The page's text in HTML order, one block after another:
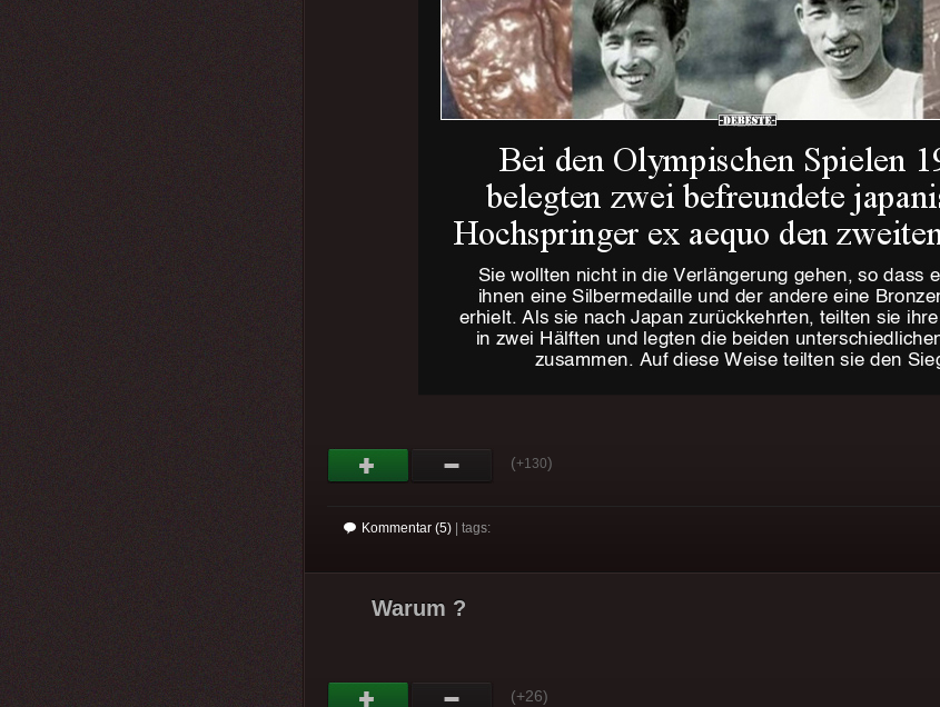
(+130)
Kommentar (5) | tags:
Warum ?
(+26)